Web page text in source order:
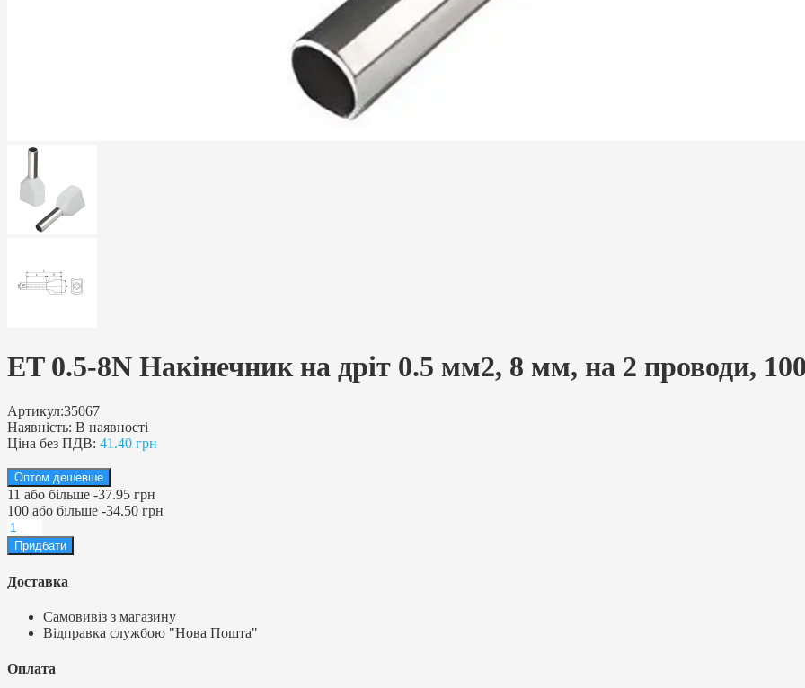
ET 0.5-8N Накінечник на дріт 0.5 мм2, 8 мм, на 2 проводи,
Артикул:35067
Наявність: В наявності
Ціна без ПДВ: 41.40 грн
Оптом дешевше
11 або більше -37.95 грн
100 або більше -34.50 грн
Доставка
Самовивіз з магазину
Відправка службою "Нова Пошта"
Оплата